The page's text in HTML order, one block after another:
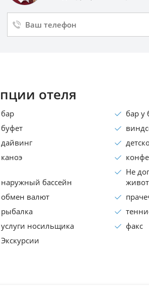
отеля
бар бар у
буфет
дайвинг
каноэ
наружный бассейн
Не
обмен валют
рыбалка
услуги носильщика
факс
Экскурсии